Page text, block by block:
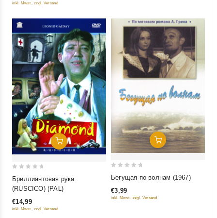
inkl. Mwst., zzgl. Versand
Добавить В Корзину
out
5
Бриллиантовая рука
(RUSCICO) (PAL)
€14,99
inkl. Mwst., zzgl. Versand
Добавить В Корзину
of
Бегущая по волнам (1967)
€3,99
inkl. Mwst., zzgl. Versand